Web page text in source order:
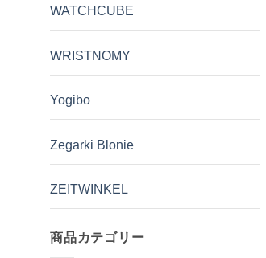
WATCHCUBE
WRISTNOMY
Yogibo
Zegarki Blonie
ZEITWINKEL
商品カテゴリー